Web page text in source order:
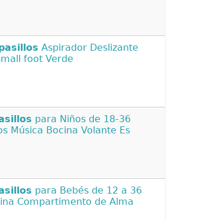
Aspirador Deslizante
foot Verde
para Niños de 18-36
Música Bocina Volante Es
para Bebés de 12 a 36
Compartimento de Alma